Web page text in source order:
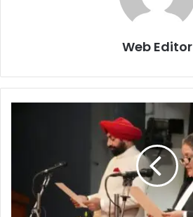
Web Editor